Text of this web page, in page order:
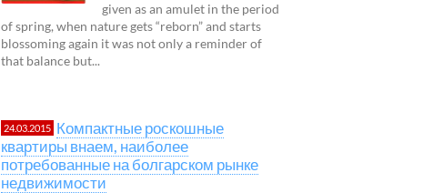
given as an amulet in the period
of spring, when nature gets “reborn” and starts
blossoming again it was not only a reminder of
that balance but...
24.03.2015 Компактные роскошные
квартиры внаем, наиболее
потребованные на болгарском рынке
недвижимости